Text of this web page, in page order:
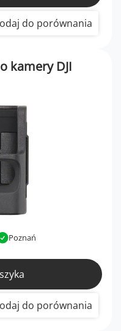
do porównania
kamery DJI
Poznań
do porównania